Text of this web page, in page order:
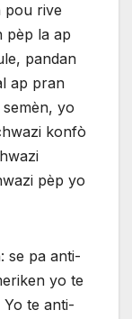
pou rive
pèp la ap
pandan
ap pran
yo
konfò
pèp yo
se pa anti-
yo te
te anti-